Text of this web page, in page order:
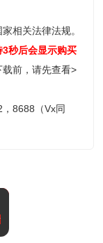
相关法律法规。
秒后会显示购买
载前，请先查看>
，8688（Vx同